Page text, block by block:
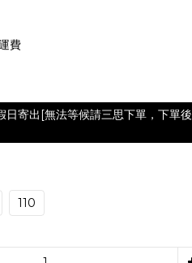
費
寄出[無法等候請三思下單，下單後
110